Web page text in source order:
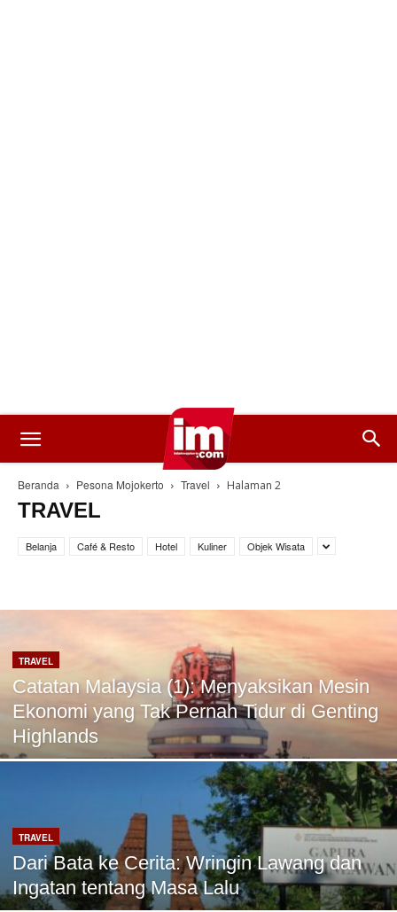
Beranda Pesona Mojokerto Travel Halaman 2
TRAVEL
Belanja Café & Resto Hotel Kuliner Objek Wisata
TRAVEL
Catatan Malaysia (1): Menyaksikan Mesin
Ekonomi yang Tak Pernah Tidur di Genting
Highlands
TRAVEL
Dari Bata ke Cerita: Wringin Lawang dan
Ingatan tentang Masa Lalu